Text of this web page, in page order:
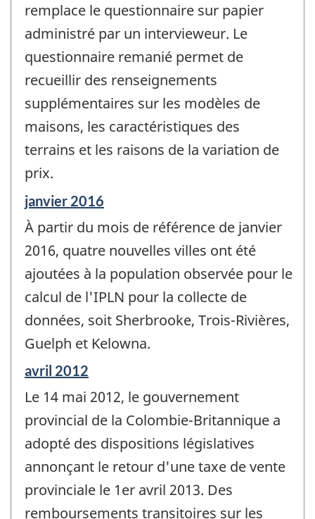
remplace le questionnaire sur papier
administré par un intervieweur. Le
questionnaire remanié permet de
recueillir des renseignements
supplémentaires sur les modèles de
maisons, les caractéristiques des
terrains et les raisons de la variation de
prix.
Période
de
référence
de
changement
-
janvier 2016
À partir du mois de référence de janvier
2016, quatre nouvelles villes ont été
ajoutées à la population observée pour le
calcul de l'IPLN pour la collecte de
données, soit Sherbrooke, Trois-Rivières,
Guelph et Kelowna.
Période
référence
de
changement
-
avril 2012
Le 14 mai 2012, le gouvernement
provincial de la Colombie-Britannique a
adopté des dispositions législatives
annonçant le retour d'une taxe de vente
provinciale le 1er avril 2013. Des
remboursements transitoires sur les